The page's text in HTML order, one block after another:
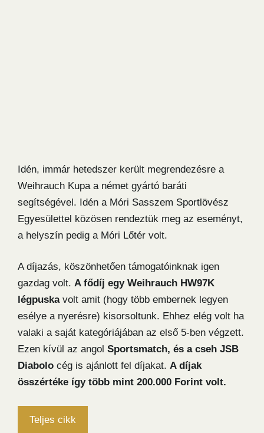
Idén, immár hetedszer került megrendezésre a
Weihrauch Kupa a német gyártó baráti
segítségével. Idén a Móri Sasszem Sportlövész
Egyesülettel közösen rendeztük meg az eseményt,
a helyszín pedig a Móri Lőtér volt.
A díjazás, köszönhetően támogatóinknak igen
gazdag volt. A fődíj egy Weihrauch HW97K
légpuskavolt amit (hogy több embernek legyen
esélye a nyerésre) kisorsoltunk. Ehhez elég volt ha
valaki a saját kategóriájában az első 5-ben végzett.
Ezen kívül az angol Sportsmatch, és a cseh JSB
Diabolo cég is ajánlott fel díjakat. A díjak
összértéke így több mint 200.000 Forint volt.
Teljes cikk